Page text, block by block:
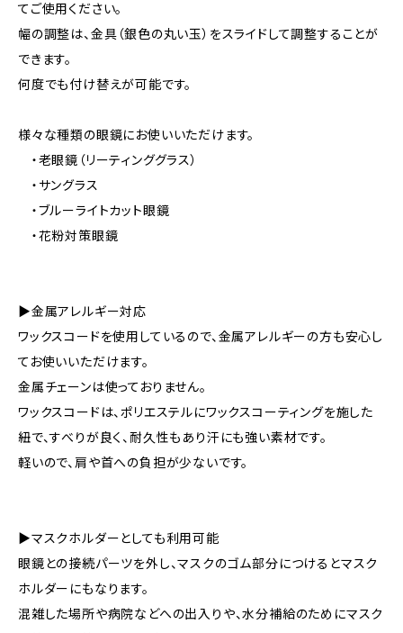
てご使用ください。
幅の調整は、金具（銀色の丸い玉）をスライドして調整することが
できます。
何度でも付け替えが可能です。
様々な種類の眼鏡にお使いいただけます。
・老眼鏡（リーティンググラス）
・サングラス
・ブルーライトカット眼鏡
・花粉対策眼鏡
▶金属アレルギー対応
ワックスコードを使用しているので、金属アレルギーの方も安心し
てお使いいただけます。
金属チェーンは使っておりません。
ワックスコードは、ポリエステルにワックスコーティングを施した
紐で、すべりが良く、耐久性もあり汗にも強い素材です。
軽いので、肩や首への負担が少ないです。
▶マスクホルダーとしても利用可能
眼鏡との接続パーツを外し、マスクのゴム部分につけるとマスク
ホルダーにもなります。
混雑した場所や病院などへの出入りや、水分補給のためにマスク